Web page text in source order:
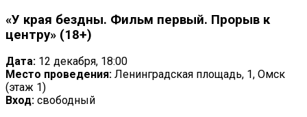
«У края бездны. Фильм первый. Прорыв к
центру» (18+)
Дата: 12 декабря, 18:00
Место проведения: Ленинградская площадь, 1, Омск
(этаж 1)
Вход: свободный